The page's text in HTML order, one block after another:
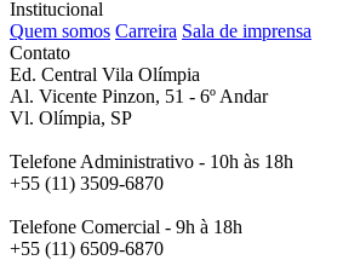
Institucional
Quem somos Carreira Sala de imprensa
Contato
Ed. Central Vila Olímpia
Al. Vicente Pinzon, 51 - 6º Andar
Vl. Olímpia, SP
Telefone Administrativo - 10h às 18h
+55 (11) 3509-6870
Telefone Comercial - 9h à 18h
+55 (11) 6509-6870